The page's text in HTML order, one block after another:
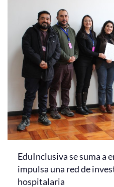
EduInclusiva se suma a
impulsa una red de
hospitalaria